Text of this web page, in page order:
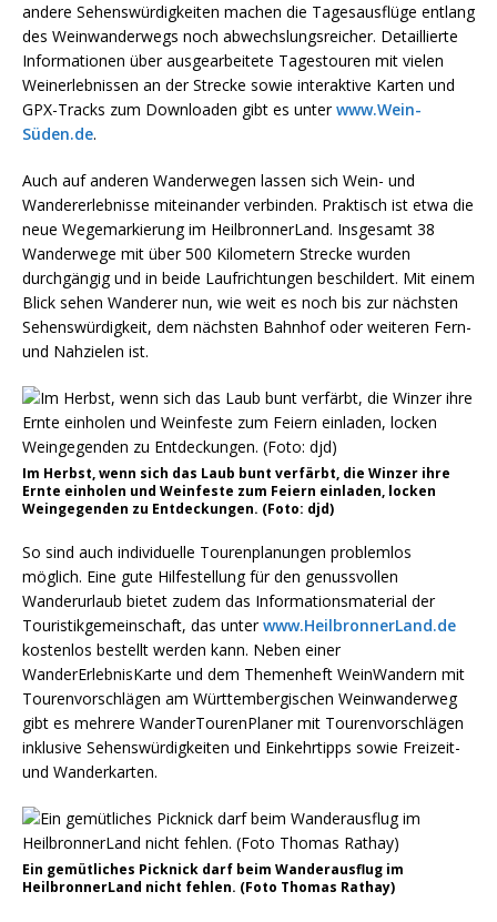
andere Sehenswürdigkeiten machen die Tagesausflüge entlang
des Weinwanderwegs noch abwechslungsreicher. Detaillierte
Informationen über ausgearbeitete Tagestouren mit vielen
Weinerlebnissen an der Strecke sowie interaktive Karten und
GPX-Tracks zum Downloaden gibt es unterwww.Wein-
Süden.de.
Auch auf anderen Wanderwegen lassen sich Wein- und
Wandererlebnisse miteinander verbinden. Praktisch ist etwa die
neue Wegemarkierung im HeilbronnerLand. Insgesamt 38
Wanderwege mit über 500 Kilometern Strecke wurden
durchgängig und in beide Laufrichtungen beschildert. Mit einem
Blick sehen Wanderer nun, wie weit es noch bis zur nächsten
Sehenswürdigkeit, dem nächsten Bahnhof oder weiteren Fern-
und Nahzielen ist.
Im Herbst, wenn sich das Laub bunt verfärbt, die Winzer ihre
Ernte einholen und Weinfeste zum Feiern einladen, locken
Weingegenden zu Entdeckungen. (Foto: djd)
So sind auch individuelle Tourenplanungen problemlos
möglich. Eine gute Hilfestellung für den genussvollen
Wanderurlaub bietet zudem das Informationsmaterial der
Touristikgemeinschaft, das unterwww.HeilbronnerLand.de
kostenlos bestellt werden kann. Neben einer
WanderErlebnisKarte und dem Themenheft WeinWandern mit
Tourenvorschlägen am Württembergischen Weinwanderweg
gibt es mehrere WanderTourenPlaner mit Tourenvorschlägen
inklusive Sehenswürdigkeiten und Einkehrtipps sowie Freizeit-
und Wanderkarten.
Ein gemütliches Picknick darf beim Wanderausflug im
HeilbronnerLand nicht fehlen. (Foto Thomas Rathay)